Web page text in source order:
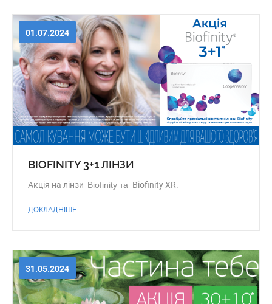
01.07.2024
BIOFINITY 3+1 ЛІНЗИ
Акція на лінзи Biofinity та Biofinity XR.
ДОКЛАДНІШЕ...
31.05.2024